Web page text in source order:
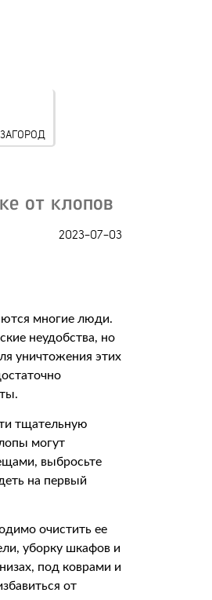
ЗАГОРОД
от клопов
2023-07-03
многие люди.
неудобства, но
уничтожения этих
тщательную
могут
выбросьте
на первый
очистить ее
уборку шкафов и
под коврами и
от